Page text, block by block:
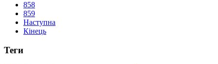
858
859
Наступна
Кінець
Теги